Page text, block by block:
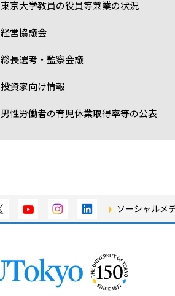
東京大学教員の役員等兼業の状況
経営協議会
総長選考・監察会議
投資家向け情報
男性労働者の育児休業取得率等の公表
ソーシャルメ